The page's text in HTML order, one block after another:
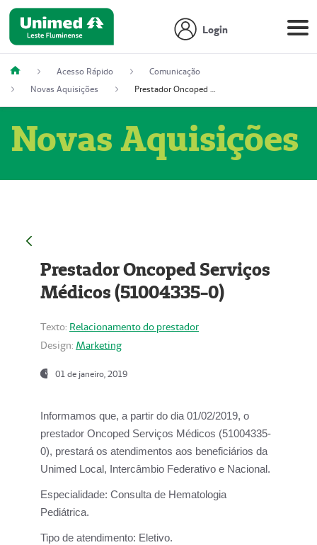
Login
Acesso Rápido
Comunicação
Novas Aquisições
Prestador Oncoped Serviços Médicos (51004335-0)
Novas Aquisições
Prestador Oncoped Serviços
Médicos (51004335-0)
Texto: Relacionamento do prestador
Design: Marketing
01 de janeiro, 2019
Informamos que, a partir do dia 01/02/2019, o
prestador Oncoped Serviços Médicos (51004335-
0), prestará os atendimentos aos beneficiários da
Unimed Local, Intercâmbio Federativo e Nacional.
Especialidade: Consulta de Hematologia
Pediátrica.
Tipo de atendimento: Eletivo.